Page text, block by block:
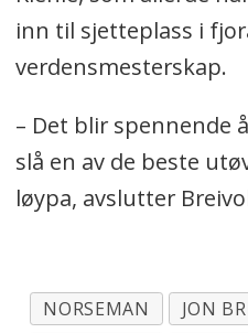
inn til sjetteplass i
verdensmesterskap.
– Det blir spennende
slå en av de beste
løypa, avslutter
NORSEMAN
JON